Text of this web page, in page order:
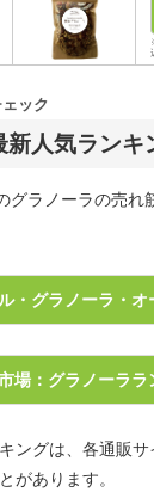
新人気ランキ
ック
グラノーラの売れ
・グラノーラ・オ
場：グラノーララ
ングは、各通販
があります。